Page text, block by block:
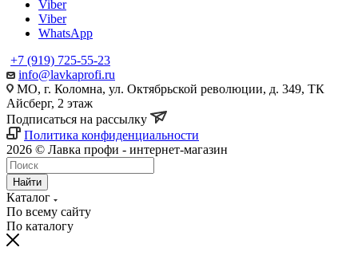
Viber
Viber
WhatsApp
+7 (919) 725-55-23
info@lavkaprofi.ru
МО, г. Коломна, ул. Октябрьской революции, д. 349, ТК
Айсберг, 2 этаж
Подписаться на рассылку
Политика конфиденциальности
2026 © Лавка профи - интернет-магазин
Найти
Каталог
По всему сайту
По каталогу